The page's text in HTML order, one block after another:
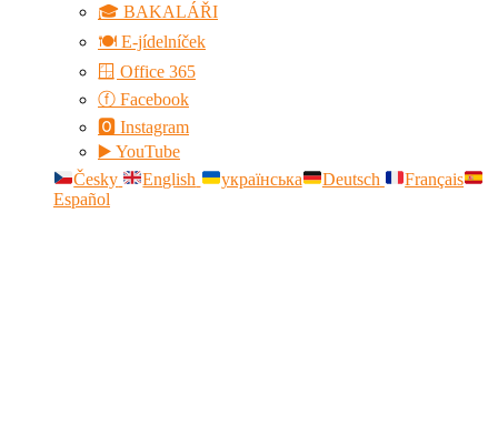
🎓 BAKALÁŘI
🍽️ E-jídelníček
🪟 Office 365
ⓕ Facebook
🅾 Instagram
▶️ YouTube
Česky
English українська Deutsch
Français
Español